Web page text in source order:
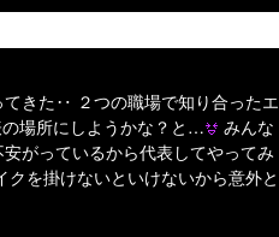
きた‥ ２つの職場で知り合ったエ
場所にしようかな？と…
みんな
がっているから代表してやってみ
クを掛けないといけないから意外と